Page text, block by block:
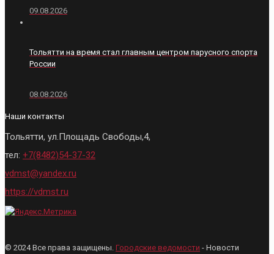
09.08.2026
Тольятти на время стал главным центром парусного спорта
России
08.08.2026
Наши контакты
Тольятти, ул.Площадь Свободы,4,
тел: +7(8482)54-37-32
vdmst@yandex.ru
https://vdmst.ru
© 2024 Все права защищены. Городские ведомости - Новости